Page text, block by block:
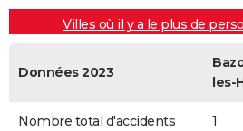
Villes où il y a le plus de
Données 2023
les-
Nombre total d'accidents 1